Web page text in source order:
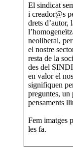
El sindicat
i creador@s
drets d’autor,
neoliberal,
el nostre
resta de la
des del
en valor el
signifiquen
preguntes, un
pensaments
Fem imatges
les fa.